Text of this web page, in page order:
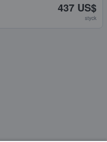
437 US$
styck